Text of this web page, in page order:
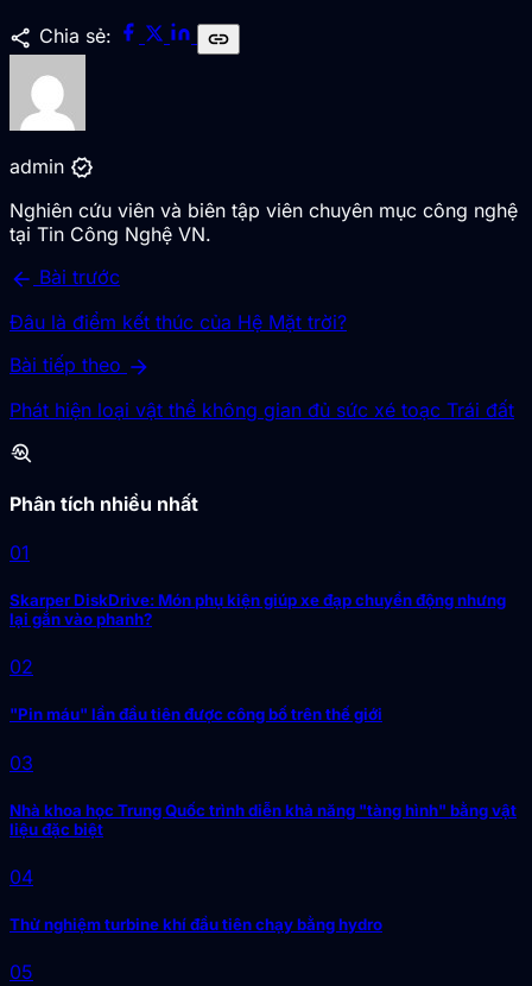
share Chia sẻ: link
admin verified
Nghiên cứu viên và biên tập viên chuyên mục công nghệ
tại Tin Công Nghệ VN.
arrow_back Bài trước
Đâu là điểm kết thúc của Hệ Mặt trời?
Bài tiếp theo arrow_forward
Phát hiện loại vật thể không gian đủ sức xé toạc Trái đất
troubleshoot
Phân tích nhiều nhất
01
Skarper DiskDrive: Món phụ kiện giúp xe đạp chuyển động nhưng
lại gắn vào phanh?
02
"Pin máu" lần đầu tiên được công bố trên thế giới
03
Nhà khoa học Trung Quốc trình diễn khả năng "tàng hình" bằng vật
liệu đặc biệt
04
Thử nghiệm turbine khí đầu tiên chạy bằng hydro
05